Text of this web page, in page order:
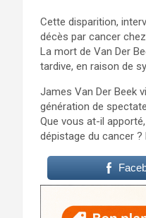
Cette disparition,
décès par cancer
La mort de Van Der
tardive, en raison de
James Van Der Beek
génération de
Que vous at-il
dépistage du cancer